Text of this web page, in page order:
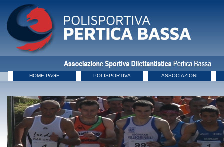
HOME PAGE POLISPORTIVA ASSOCIAZIONI